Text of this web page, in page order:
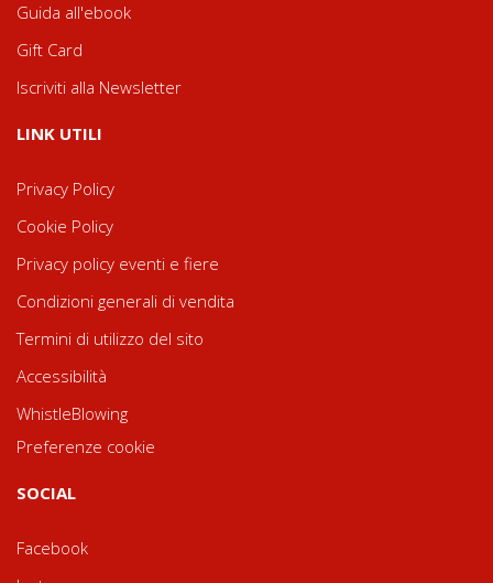
Guida all'ebook
Gift Card
Iscriviti alla Newsletter
LINK UTILI
Privacy Policy
Cookie Policy
Privacy policy eventi e fiere
Condizioni generali di vendita
Termini di utilizzo del sito
Accessibilità
WhistleBlowing
Preferenze cookie
SOCIAL
Facebook